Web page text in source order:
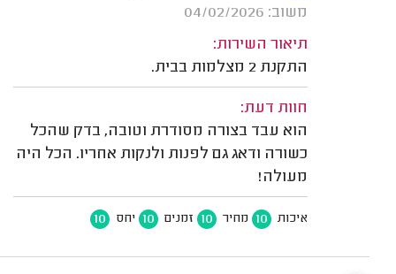
משוב: 04/02/2026
תיאור השירות:
התקנת 2 מצלמות בבית.
חוות דעת:
הוא עבד בצורה מסודרת וטובה, בדק שהכל
כשורה ודאג גם לפנות ולנקות אחריו. הכל היה
מעולה!
איכות 10 מחיר 10 זמנים 10 יחס 10